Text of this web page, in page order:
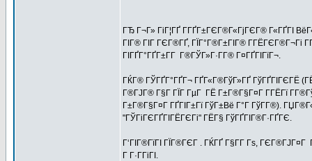
ГЂ Г¬Г» ГіГ¦ГҐ Г­ГҐГ±ГЄГ®Г«ГјГЄГ® Г«ГҐГІ
ГІГ® ГІГ ГЄГ®ГҐ, ГЇГ°Г®Г±ГІГ® Г­ГЁГЄГ®Г¬Гі
ГІГҐГ°ГҐГ±Г­Г Г®ГЎГ»Г·Г­Г® Г¤ГҐГІГїГ¬.
ГЌГ® ГЎГҐГ°ГҐГ¬ ГҐГ«Г®ГўГ»ГҐ ГўГҐГІГЄГЁ
Г®ГЈГ® Г§Г ГЇГ ГµГ ГЁ Г±Г®Г§Г¤Г Г­ГЁГї
Г±Г®Г§Г¤Г ГҐГІГ±Гї ГўГ±Вё Г°Г ГўГ­Г®).
"ГЎГіГЄГҐГІГЁГЄГі" ГЁГ§ ГўГҐГІГ®Г·ГҐГЄ.
Г‘ГІГ®ГїГІ ГЇГ®ГЄГ . ГЌГҐ Г§Г­Г Гѕ, ГЄГ®ГЈГ¤Г
Г Г·Г­ГіГІ.